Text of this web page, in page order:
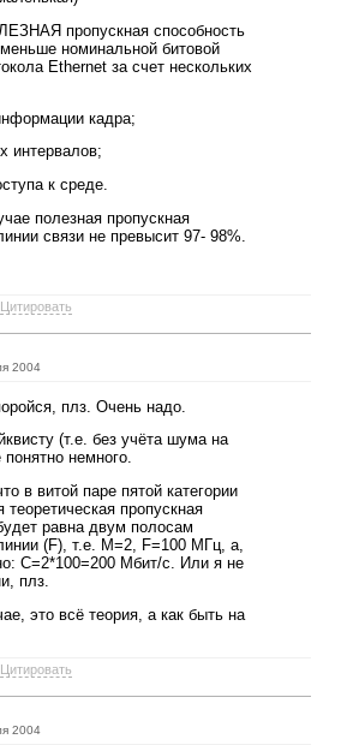
пропускная способность
номинальной битовой
Ethernet за счет нескольких
кадра;
интервалов;
к среде.
полезная пропускная
связи не превысит 97- 98%.
Цитировать
2004
плз. Очень надо.
(т.е. без учёта шума на
немного.
в витой паре пятой категории
пропускная
равна двум полосам
(F), т.е. М=2, F=100 МГц, а,
С=2*100=200 Мбит/с. Или я не
плз.
это всё теория, а как быть на
Цитировать
2004